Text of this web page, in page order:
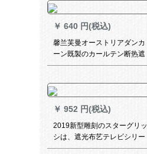
プラスモデル様
￥ 640 円(税込)
馨兰芙曼オーストリアダンカ
ーン既製のカールテン断热遮
光布寝室リベルビショタータ
ラインラインラインラインラ
インラインカーラテテンンピ
ンク-フーク加工幅2.0*高
2.0(一枚)
￥ 952 円(税込)
2019新型雕刻のスターグリッ
シは、遮光布艺テレビシリー
ズの人气シリズで、シチリズ